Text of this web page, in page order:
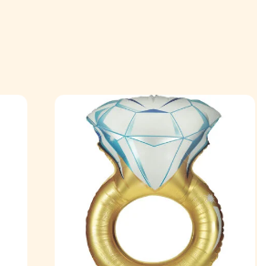
populiarumą